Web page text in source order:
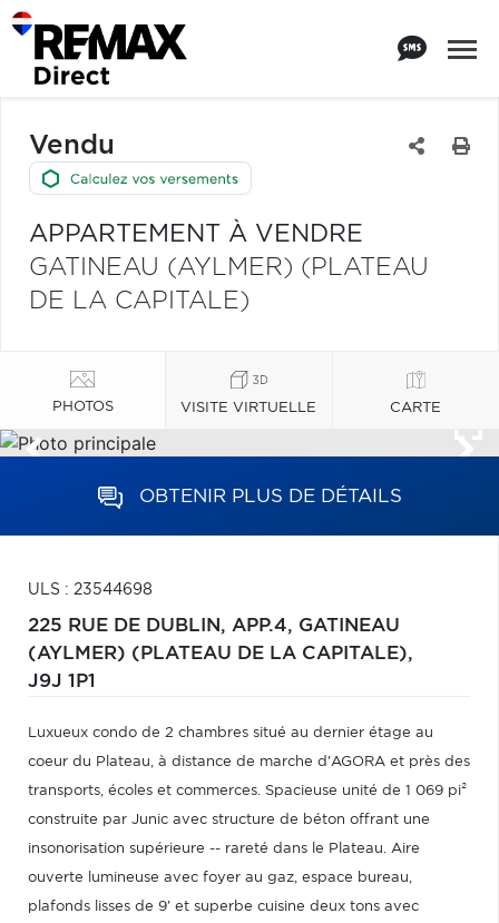
Vendu
APPARTEMENT À VENDRE
GATINEAU (AYLMER) (PLATEAU
DE LA CAPITALE)
PHOTOS VISITE VIRTUELLE CARTE
OBTENIR PLUS DE DÉTAILS
ULS : 23544698
225 RUE DE DUBLIN, APP.4, GATINEAU
(AYLMER) (PLATEAU DE LA CAPITALE),
J9J 1P1
Luxueux condo de 2 chambres situé au dernier étage au
coeur du Plateau, à distance de marche d'AGORA et près des
transports, écoles et commerces. Spacieuse unité de 1 069 pi²
construite par Junic avec structure de béton offrant une
insonorisation supérieure -- rareté dans le Plateau. Aire
ouverte lumineuse avec foyer au gaz, espace bureau,
plafonds lisses de 9' et superbe cuisine deux tons avec